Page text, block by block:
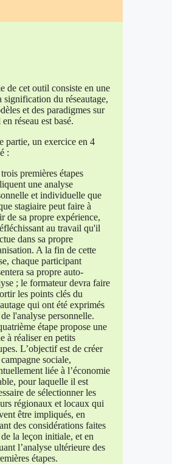
de cet outil consiste en une
signification du réseautage,
et des paradigmes sur
réseau est basé.
partie, un exercice en 4
:
premières étapes
une analyse
et individuelle que
stagiaire peut faire à
de sa propre expérience,
au travail qu'il
dans sa propre
A la fin de cette
chaque participant
sa propre auto-
; le formateur devra faire
les points clés du
qui ont été exprimés
l'analyse personnelle.
étape propose une
à réaliser en petits
L’objectif est de créer
sociale,
liée à l’économie
pour laquelle il est
de sélectionner les
régionaux et locaux qui
être impliqués, en
des considérations faites
la leçon initiale, et en
l’analyse ultérieure des
étapes.